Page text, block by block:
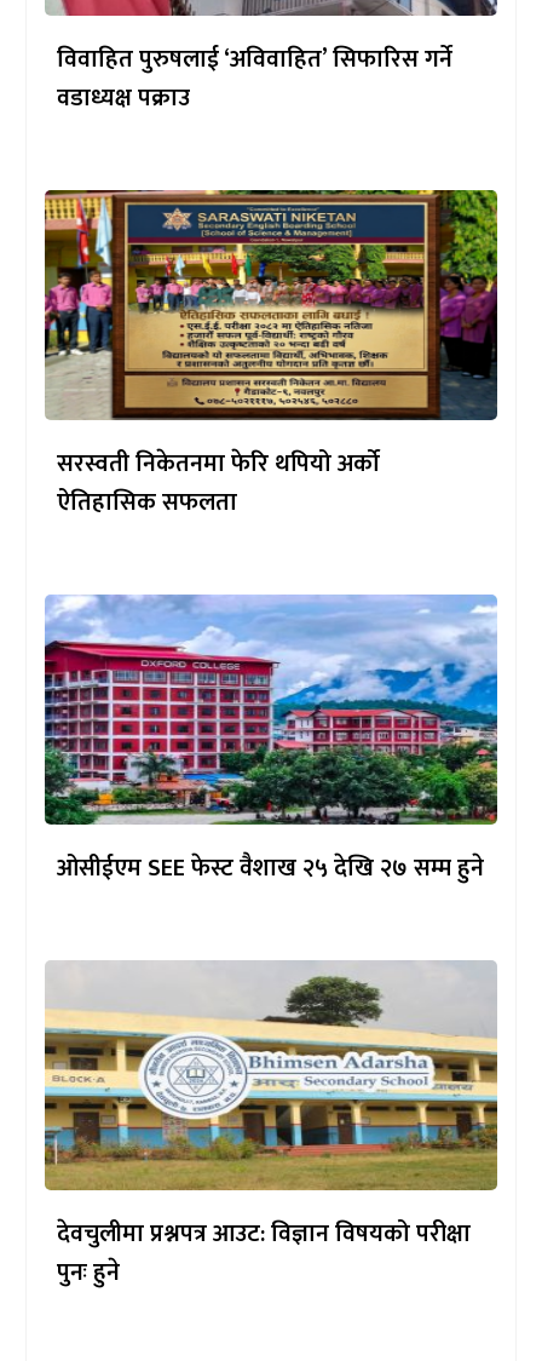
विवाहित पुरुषलाई ‘अविवाहित’ सिफारिस गर्ने
वडाध्यक्ष पक्राउ
सरस्वती निकेतनमा फेरि थपियो अर्को
ऐतिहासिक सफलता
ओसीईएम SEE फेस्ट वैशाख २५ देखि २७ सम्म हुने
देवचुलीमा प्रश्नपत्र आउट: विज्ञान विषयको परीक्षा
पुनः हुने